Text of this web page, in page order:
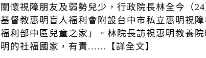
關懷視障朋友及弱勢兒少，行政院長林全今（
基督教惠明盲人福利會附設台中市私立惠明視
福利部中區兒童之家」。林院長訪視惠明教養
明的社福國家，有責......【詳全文】